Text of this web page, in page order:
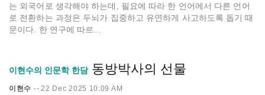
는 외국어로 생각해야 하는데, 필요에 따라 한 언어에서 다른 언어
로 전환하는 과정은 두뇌가 집중하고 유연하게 사고하도록 돕기 때
문이다. 한 연구에 따르...
이현수의 인문학 한담 동방박사의 선물
이현수 -- 22 Dec 2025 10:09 AM